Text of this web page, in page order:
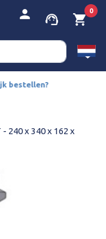
person support_agent shopping_cart
0
240 x 340 x 162 x
